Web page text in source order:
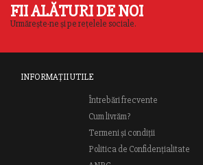
FII ALĂTURI DE NOI
Urmărește-ne și pe rețelele sociale.
INFORMAȚII UTILE
Întrebări frecvente
Cum livrăm?
Termeni și condiții
Politica de Confidențialitate